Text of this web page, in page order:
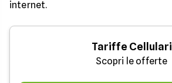
internet.
Tariffe Cellulari
Scopri le offerte